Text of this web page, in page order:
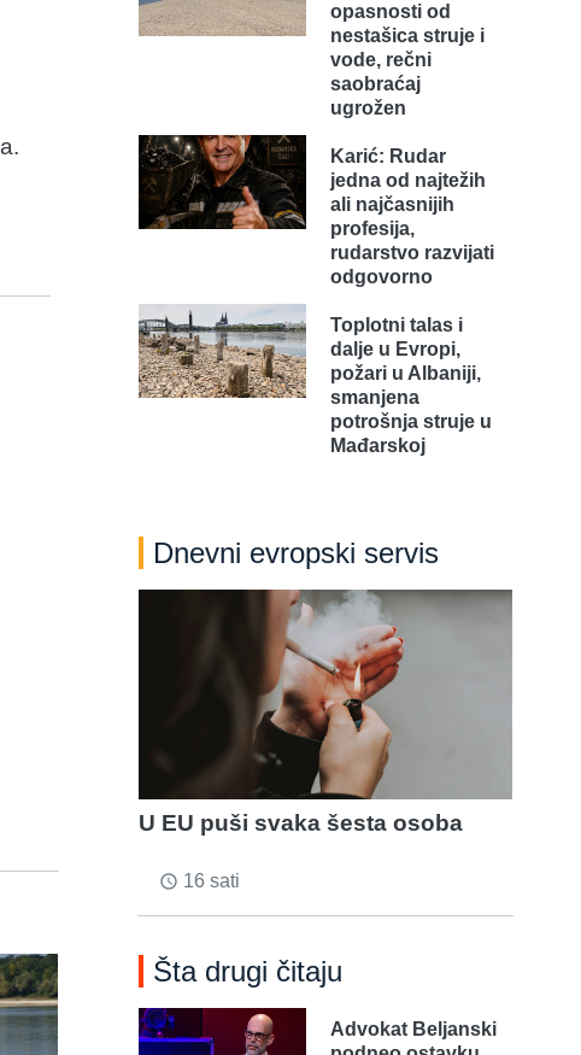
opasnosti od
nestašica struje i
vode, rečni
saobraćaj
ugrožen
Karić: Rudar
jedna od najtežih
ali najčasnijih
profesija,
rudarstvo razvijati
odgovorno
Toplotni talas i
dalje u Evropi,
požari u Albaniji,
smanjena
potrošnja struje u
Mađarskoj
Dnevni evropski servis
U EU puši svaka šesta osoba
access_time 16 sati
Šta drugi čitaju
Advokat Beljanski